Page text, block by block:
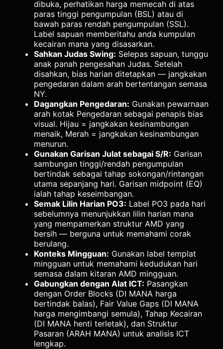
dibuka, perhatikan harga memecah di atas
paras tinggi pengumpulan (BSL) atau di
bawah paras rendah pengumpulan (SSL).
Label sapuan memberitahu anda kumpulan
kecairan mana yang disasarkan.
Sahkan Judas Swing: Selepas sapuan, tunggu
anak panah pengesahan Judas. Setelah
disahkan, bias harian ditetapkan — jangkakan
pengedaran dalam arah bertentangan semasa
NY.
Dagangkan Pengedaran: Gunakan pewarnaan
arah kotak Pengedaran sebagai penapis bias
visual. Hijau = jangkakan kesinambungan
menaik, Merah = jangkakan kesinambungan
menurun.
Gunakan Garisan Julat sebagai S/R: Garisan
sambungan tinggi/rendah pengumpulan
bertindak sebagai tahap sokongan/rintangan
utama sepanjang hari. Garisan midpoint (EQ)
ialah tahap keseimbangan.
Semak Lilin Harian PO3: Label PO3 pada hari
sebelumnya menunjukkan lilin harian mana
yang mempamerkan struktur AMD yang
bersih — berguna untuk memahami corak
berulang.
Konteks Mingguan: Gunakan label templat
mingguan untuk memahami kedudukan hari
semasa dalam kitaran AMD mingguan.
Gabungkan dengan Alat ICT: Pasangkan
dengan Order Blocks (DI MANA harga
bertindak balas), Fair Value Gaps (DI MANA
harga mengimbangi semula), Tahap Kecairan
(DI MANA henti terletak), dan Struktur
Pasaran (ARAH MANA) untuk analisis ICT
lengkap.